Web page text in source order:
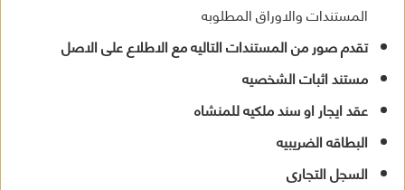
المستندات والاوراق المطلوبه
تقدم صور من المستندات التاليه مع الاطلاع على الاصل
مستند اثبات الشخصيه
عقد ايجار او سند ملكيه للمنشاه
البطاقه الضريبيه
السجل التجارى